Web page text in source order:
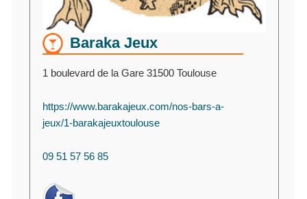
Baraka Jeux
1 boulevard de la Gare 31500 Toulouse
https://www.barakajeux.com/nos-bars-a-
jeux/1-barakajeuxtoulouse
09 51 57 56 85